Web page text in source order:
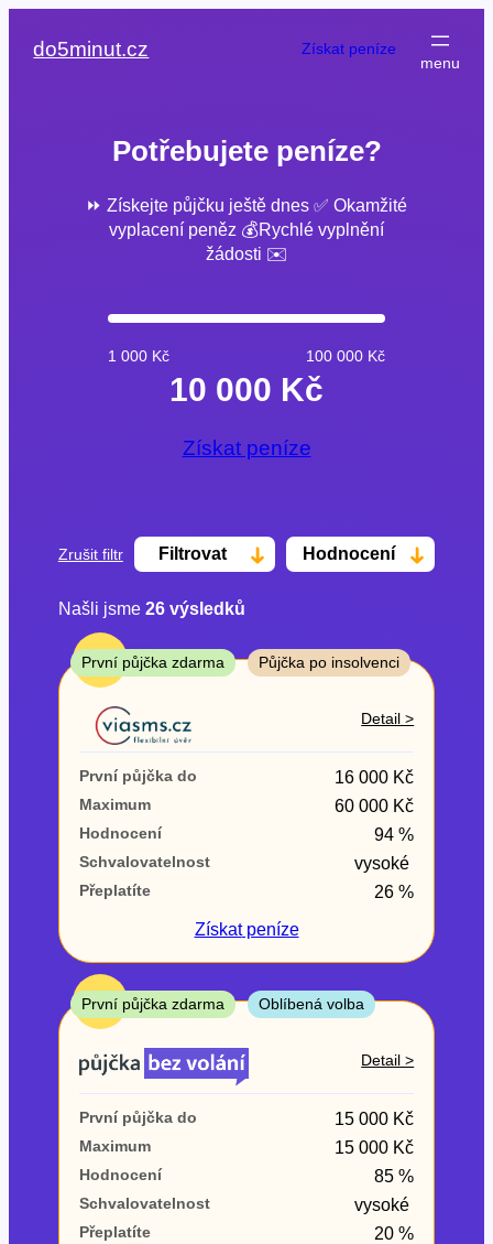
do5minut.cz Získat peníze
Potřebujete peníze?
⏩ Získejte půjčku ještě dnes ✅ Okamžité
vyplacení peněz 💰Rychlé vyplnění
žádosti ✉️
1 000 Kč 100 000 Kč
10 000 Kč
Získat peníze
Zrušit filtr Filtrovat Hodnocení
Cena
Od
První půjčka zdarma
–
ano
ne
Ve zkušebce
ano
ne
V exekuci
ne
Po insolvenci
ano
Našli jsme 26výsledků
TOP
První půjčka zdarma Půjčka po insolvenci
Detail >
První půjčka do 16 000 Kč
Maximum 60 000 Kč
Hodnocení 94 %
Schvalovatelnost vysoké
Přeplatíte
26 %
Získatpeníze
TOP
První půjčka zdarma Oblíbená volba
Detail >
První půjčka do 15 000 Kč
Maximum 15 000 Kč
Hodnocení 85 %
Schvalovatelnost vysoké
Přeplatíte
20 %